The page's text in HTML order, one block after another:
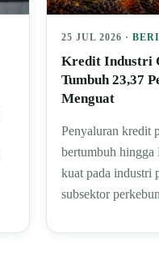
25 JUL 2026 ·
Kredit Industri
Tumbuh 23,37
Menguat
Penyaluran kredit
bertumbuh hingga
kuat pada industri
subsektor